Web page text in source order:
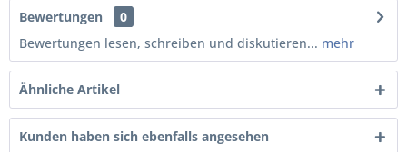
Bewertungen
0
Bewertungen lesen, schreiben und diskutieren... mehr
Ähnliche Artikel
Kunden haben sich ebenfalls angesehen